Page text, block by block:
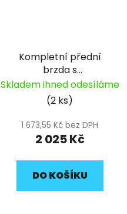
Kompletní přední
brzda s
dvoupístkovým
brzdovým třmenem
980mm pitbike YCF
Skladem ihned odesíláme
(2 ks)
1 673,55 Kč bez DPH
2 025 Kč
DO KOŠÍKU